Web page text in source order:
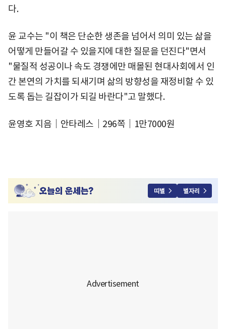
다.
윤 교수는 "이 책은 단순한 생존을 넘어서 의미 있는 삶을
어떻게 만들어갈 수 있을지에 대한 질문을 던진다"면서
"물질적 성공이나 속도 경쟁에만 매몰된 현대사회에서 인
간 본연의 가치를 되새기며 삶의 방향성을 재정비할 수 있
도록 돕는 길잡이가 되길 바란다"고 말했다.
윤영호 지음｜안타레스｜296쪽｜1만7000원
띠별 별자리